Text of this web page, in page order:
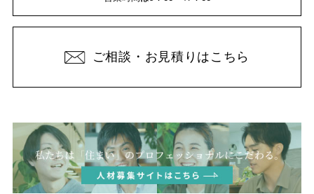
ご相談・お見積りはこちら